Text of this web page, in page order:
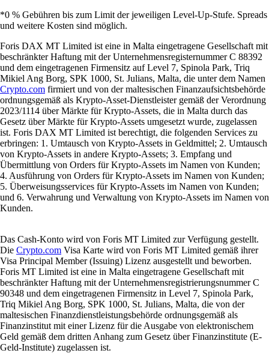
*0 % Gebühren bis zum Limit der jeweiligen Level-Up-Stufe. Spreads
und weitere Kosten sind möglich.
Foris DAX MT Limited ist eine in Malta eingetragene Gesellschaft mit
beschränkter Haftung mit der Unternehmensregisternummer C 88392
und dem eingetragenen Firmensitz auf Level 7, Spinola Park, Triq
Mikiel Ang Borg, SPK 1000, St. Julians, Malta, die unter dem Namen
Crypto.com firmiert und von der maltesischen Finanzaufsichtsbehörde
ordnungsgemäß als Krypto-Asset-Dienstleister gemäß der Verordnung
2023/1114 über Märkte für Krypto-Assets, die in Malta durch das
Gesetz über Märkte für Krypto-Assets umgesetzt wurde, zugelassen
ist. Foris DAX MT Limited ist berechtigt, die folgenden Services zu
erbringen: 1. Umtausch von Krypto-Assets in Geldmittel; 2. Umtausch
von Krypto-Assets in andere Krypto-Assets; 3. Empfang und
Übermittlung von Orders für Krypto-Assets im Namen von Kunden;
4. Ausführung von Orders für Krypto-Assets im Namen von Kunden;
5. Überweisungsservices für Krypto-Assets im Namen von Kunden;
und 6. Verwahrung und Verwaltung von Krypto-Assets im Namen von
Kunden.
Das Cash-Konto wird von Foris MT Limited zur Verfügung gestellt.
Die Crypto.com Visa Karte wird von Foris MT Limited gemäß ihrer
Visa Principal Member (Issuing) Lizenz ausgestellt und beworben.
Foris MT Limited ist eine in Malta eingetragene Gesellschaft mit
beschränkter Haftung mit der Unternehmensregistrierungsnummer C
90348 und dem eingetragenen Firmensitz in Level 7, Spinola Park,
Triq Mikiel Ang Borg, SPK 1000, St. Julians, Malta, die von der
maltesischen Finanzdienstleistungsbehörde ordnungsgemäß als
Finanzinstitut mit einer Lizenz für die Ausgabe von elektronischem
Geld gemäß dem dritten Anhang zum Gesetz über Finanzinstitute (E-
Geld-Institute) zugelassen ist.